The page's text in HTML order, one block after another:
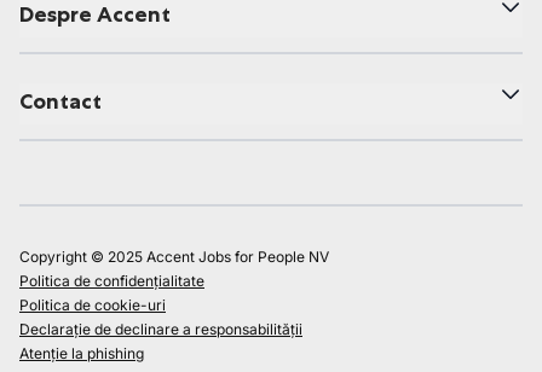
Despre Accent
Contact
Copyright © 2025 Accent Jobs for People NV
Politica de confidențialitate
Politica de cookie-uri
Declarație de declinare a responsabilității
Atenție la phishing